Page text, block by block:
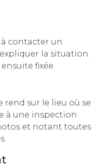
contacter un
la situation.
fixée.
rend sur le lieu où se
à une inspection
et notant toutes